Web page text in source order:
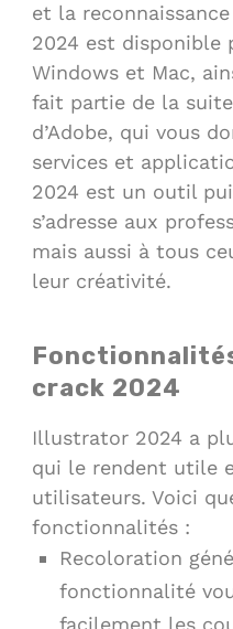
et la
2024 est disponible
Windows et Mac,
fait partie de la
d’Adobe, qui vous
services et
2024 est un outil
s’adresse aux
mais aussi à tous
leur créativité.
crack 2024
Illustrator 2024 a
qui le rendent utile
utilisateurs. Voici
fonctionnalités :
Recoloration
fonctionnalité
facilement les